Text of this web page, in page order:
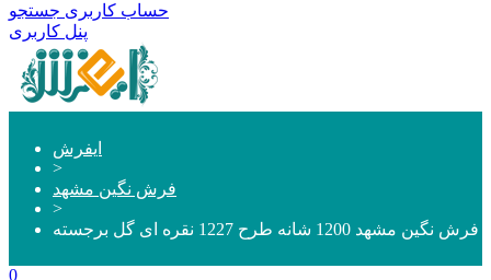
حساب کاربری جستجو
پنل کاربری
ایفرش
>
فرش نگین مشهد
>
فرش نگین مشهد 1200 شانه طرح 1227 نقره ای گل برجسته
0